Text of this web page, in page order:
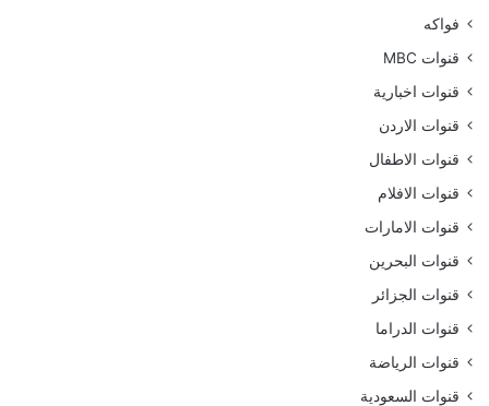
فواكه
قنوات MBC
قنوات اخبارية
قنوات الاردن
قنوات الاطفال
قنوات الافلام
قنوات الامارات
قنوات البحرين
قنوات الجزائر
قنوات الدراما
قنوات الرياضة
قنوات السعودية